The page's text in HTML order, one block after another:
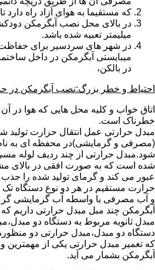
که مستقیما به هوای آزاد راه دارد
میلیمتر تعبیه شده باشد.
در شهر های سردسیر برای حفاظت
میبایستی آبگرمکن در داخل
در بالکن،
احتیاط و خطر بزرگ:نصب آبگرمکن در
اتاق خواب و کلیه محل هایی که هوا در آن
خطرناک است.
مبدل حرارتی عمل انتقال حرارت
(مصرفی و گرمایشی)در محفظه ای به
شود.مبدل حرارتی از چند ردیف لوله
شده است که به صورت افقی در بالای
عبور می کند و گرمای تولید شده را جذب
حرارت مستقیم در هر دو نوع دستگاه
و آب مصرفی با واسطه آب گرمایشی
آبگرمکن چند مبل مبدل حرارتی داریم که
مبدل ثانویه مربوط به دستگاه دو
دستگاه دو مبدل،مبدل حرارتی دو
که تعمیر مبدل حرارتی یکی از مهمترین
آبگرمکن بشمار می آید.